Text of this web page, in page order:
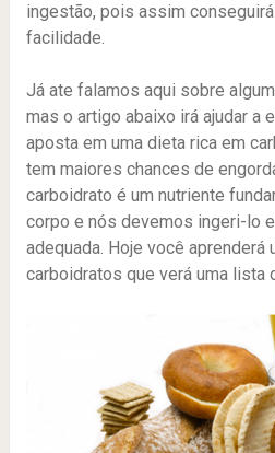
ingestão, pois assim
facilidade.
Já ate falamos aqui sobre
mas o artigo abaixo irá ajudar a
aposta em uma dieta rica em
tem maiores chances de
carboidrato é um nutriente
corpo e nós devemos ingeri-lo
adequada. Hoje você
carboidratos que verá uma lista